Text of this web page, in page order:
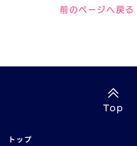
前のページへ戻る
Top
トップ